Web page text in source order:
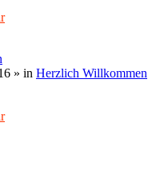
» in Herzlich Willkommen